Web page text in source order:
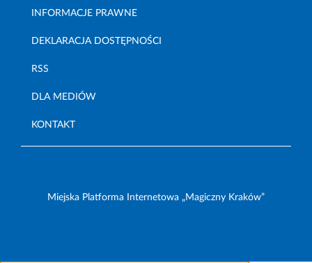
INFORMACJE PRAWNE
DEKLARACJA DOSTĘPNOŚCI
RSS
DLA MEDIÓW
KONTAKT
Miejska Platforma Internetowa „Magiczny Kraków”